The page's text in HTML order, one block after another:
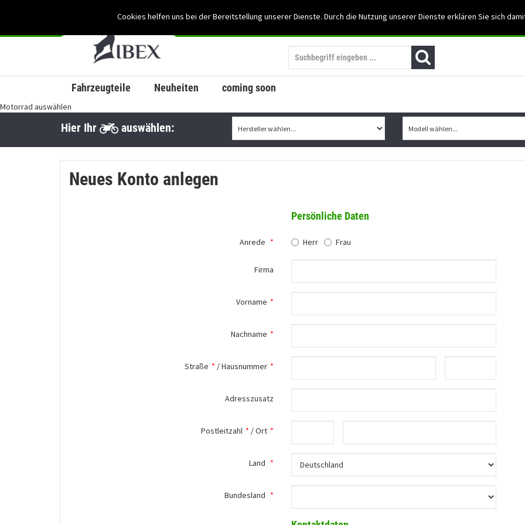
Cookies helfen uns bei der Bereitstellung unserer Dienste. Durch die Nutzung unserer Dienste erklären Sie sich
Mein Konto Support: 03501-
Fahrzeugteile Neuheiten coming soon
Motorrad auswählen
Hier Ihr auswählen:
Neues Konto anlegen
Persönliche Daten
Anrede * Herr Frau
Firma
Vorname *
Nachname *
Straße * /Hausnummer *
Adresszusatz
Postleitzahl * /Ort *
Land *
Bundesland *